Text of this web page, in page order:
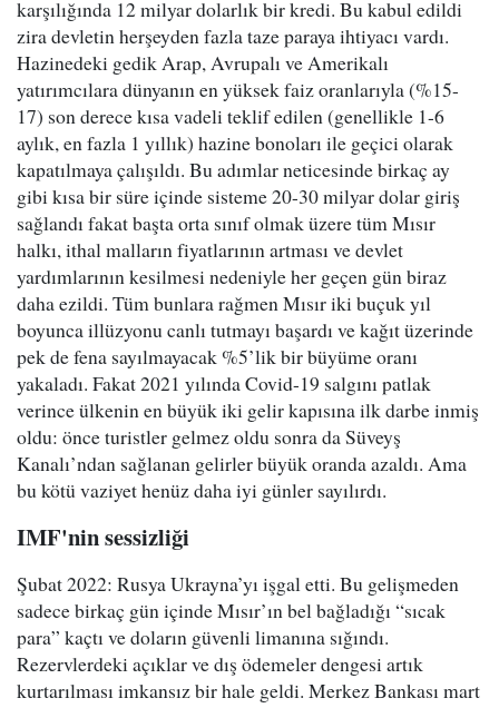
karşılığında 12 milyar dolarlık bir kredi. Bu kabul edildi
zira devletin herşeyden fazla taze paraya ihtiyacı vardı.
Hazinedeki gedik Arap, Avrupalı ve Amerikalı
yatırımcılara dünyanın en yüksek faiz oranlarıyla (%15-
17) son derece kısa vadeli teklif edilen (genellikle 1-6
aylık, en fazla 1 yıllık) hazine bonoları ile geçici olarak
kapatılmaya çalışıldı. Bu adımlar neticesinde birkaç ay
gibi kısa bir süre içinde sisteme 20-30 milyar dolar giriş
sağlandı fakat başta orta sınıf olmak üzere tüm Mısır
halkı, ithal malların fiyatlarının artması ve devlet
yardımlarının kesilmesi nedeniyle her geçen gün biraz
daha ezildi. Tüm bunlara rağmen Mısır iki buçuk yıl
boyunca illüzyonu canlı tutmayı başardı ve kağıt üzerinde
pek de fena sayılmayacak %5’lik bir büyüme oranı
yakaladı. Fakat 2021 yılında Covid-19 salgını patlak
verince ülkenin en büyük iki gelir kapısına ilk darbe inmiş
oldu: önce turistler gelmez oldu sonra da Süveyş
Kanalı’ndan sağlanan gelirler büyük oranda azaldı. Ama
bu kötü vaziyet henüz daha iyi günler sayılırdı.
IMF'nin sessizliği
Şubat 2022: Rusya Ukrayna’yı işgal etti. Bu gelişmeden
sadece birkaç gün içinde Mısır’ın bel bağladığı “sıcak
para” kaçtı ve doların güvenli limanına sığındı.
Rezervlerdeki açıklar ve dış ödemeler dengesi artık
kurtarılması imkansız bir hale geldi. Merkez Bankası mart